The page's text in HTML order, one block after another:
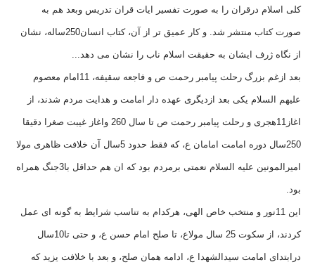
کلی اسلام درقران را به صورت تفسیر ایات قران تدریس وبعد هم به
صورت کتاب منتشر شد. و کار عمیق تر از آن، کتاب انسان250ساله، نشان
از نگاه ژرف ایشان به حقیقت اسلام ناب را نشان می دهد...
بعد ازغم بزرگ رحلت پیامبر رحمت ص و فاجعه سقیفه، 11امام معصوم
علیهم السلام یکی بعد ازدیگری عهده دار امامت و هدایت مردم شدند، از
اغاز11هجری و رحلت پیامبر رحمت ص تا سال 260 واغاز غیبت صغرا دقیقا
250سال دوره امامت امامان ع، که فقط حدود 5سال آن خلافت ظاهری مولا
امیرالمونین علیه السلام نعمتی برمردم بود که ان هم حداقل با3جنگ همراه
بود.
این 11نور و منتخب خاص الهی، هرکدام به تناسب شرایط به گونه ای عمل
کردند، از سکوت 25 سال مولاع، تا صلح امام حسن ع، و حتی تا10سال
درابتدای امامت سیدالشهدا ع، ادامه همان صلح، و بعد با خلافت یزید که